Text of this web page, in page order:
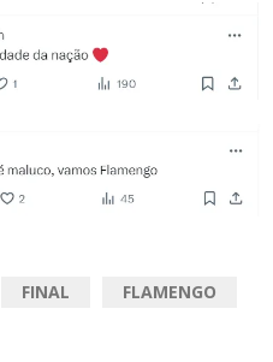
FINAL
FLAMENGO